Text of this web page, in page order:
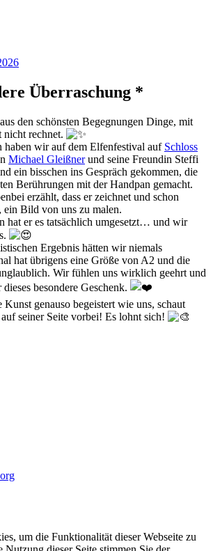
Überraschung *
den schönsten Begegnungen Dinge, mit
nicht rechnet.
haben wir auf dem Elfenfestival auf Schloss
Michael Gleißnerund seine Freundin Steffi
ein bisschen ins Gespräch gekommen, die
Berührungen mit der Handpan gemacht.
erzählt, dass er zeichnet und schon
ein Bild von uns zu malen.
hat er es tatsächlich umgesetzt… und wir
Ergebnis hätten wir niemals
hat übrigens eine Größe von A2 und die
Wir fühlen uns wirklich geehrt und
besondere Geschenk.
genauso begeistert wie uns, schaut
auf seiner Seite vorbei! Es lohnt sich!
um die Funktionalität dieser Webseite zu